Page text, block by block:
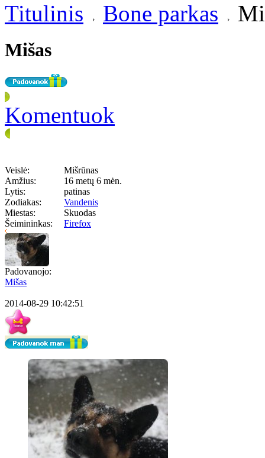
Titulinis Bone parkas
Mišas
Komentuok
Veislė:
Mišrūnas
Amžius:
16 metų 6 mėn.
Lytis:
patinas
Zodiakas:
Vandenis
Miestas:
Skuodas
Šeimininkas:
Firefox
Padovanojo:
Mišas
2014-08-29 10:42:51